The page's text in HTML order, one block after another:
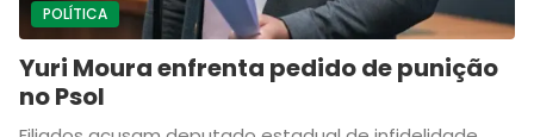
POLÍTICA
Yuri Moura enfrenta pedido de punição
no Psol